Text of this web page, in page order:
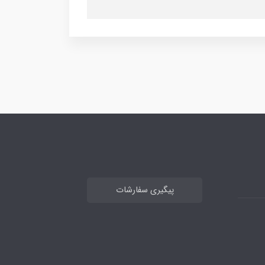
پیگیری سفارشات